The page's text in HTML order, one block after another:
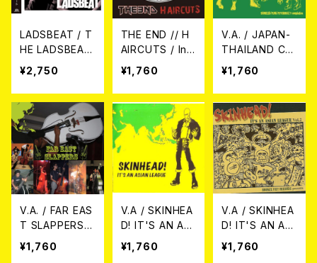
LADSBEAT / T
HE LADSBEAT
CD
¥2,750
THE END // H
AIRCUTS / Ind
onesian Skinh
ead Division C
D
¥1,760
V.A. / JAPAN-
THAILAND CO
NNECTION 20
11 CD
¥1,760
V.A. / FAR EAS
T SLAPPERS C
D
¥1,760
V.A / SKINHEA
D! IT'S AN ASI
AN LEAGUE C
¥1,760
V.A / SKINHEA
D! IT'S AN ASI
AN LEAGUE Vo
l.2 CD
¥1,760